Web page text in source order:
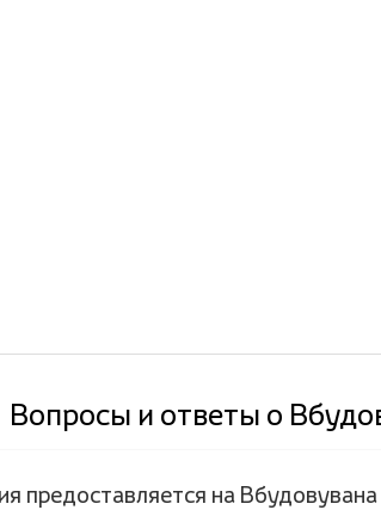
Вопросы и ответы о
предоставляется на